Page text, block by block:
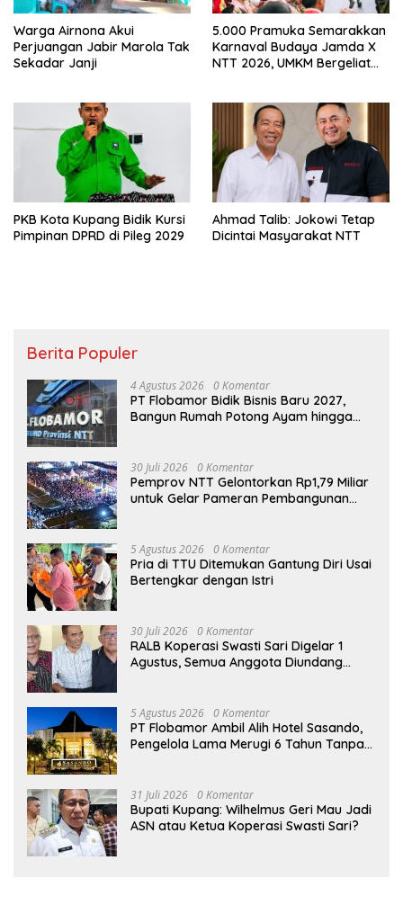
Warga Airnona Akui
Perjuangan Jabir Marola Tak
Sekadar Janji
5.000 Pramuka Semarakkan
Karnaval Budaya Jamda X
NTT 2026, UMKM Bergeliat
PKB Kota Kupang Bidik Kursi
Pimpinan DPRD di Pileg 2029
Ahmad Talib: Jokowi Tetap
Dicintai Masyarakat NTT
Berita Populer
4 Agustus 2026 0 Komentar
PT Flobamor Bidik Bisnis Baru 2027,
Bangun Rumah Potong Ayam hingga
30 Juli 2026 0 Komentar
Pemprov NTT Gelontorkan Rp1,79 Miliar
untuk Gelar Pameran Pembangunan
5 Agustus 2026 0 Komentar
Pria di TTU Ditemukan Gantung Diri Usai
Bertengkar dengan Istri
30 Juli 2026 0 Komentar
RALB Koperasi Swasti Sari Digelar 1
Agustus, Semua Anggota Diundang
5 Agustus 2026 0 Komentar
PT Flobamor Ambil Alih Hotel Sasando,
Pengelola Lama Merugi 6 Tahun Tanpa
31 Juli 2026 0 Komentar
Bupati Kupang: Wilhelmus Geri Mau Jadi
ASN atau Ketua Koperasi Swasti Sari?